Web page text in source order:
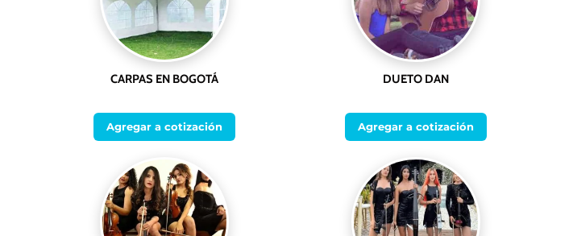
CARPAS EN BOGOTÁ
Agregar a cotización
DUETO DAN
Agregar a cotización